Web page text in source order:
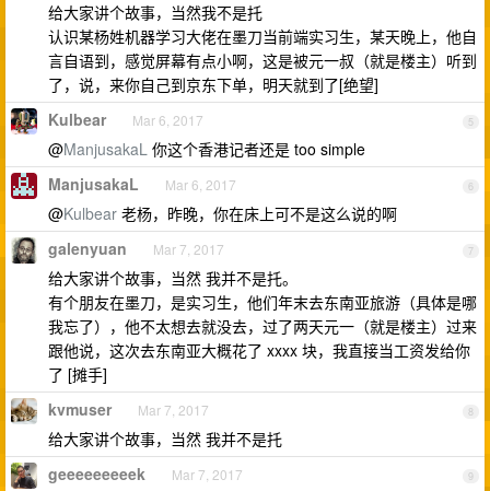
给大家讲个故事，当然我不是托
认识某杨姓机器学习大佬在墨刀当前端实习生，某天晚上，他自
言自语到，感觉屏幕有点小啊，这是被元一叔（就是楼主）听到
了，说，来你自己到京东下单，明天就到了[绝望]
5
Kulbear Mar 6, 2017
@ManjusakaL 你这个香港记者还是 too simple
6
ManjusakaL Mar 6, 2017
@Kulbear 老杨，昨晚，你在床上可不是这么说的啊
7
galenyuan Mar 7, 2017
给大家讲个故事，当然 我并不是托。
有个朋友在墨刀，是实习生，他们年末去东南亚旅游（具体是哪
我忘了），他不太想去就没去，过了两天元一（就是楼主）过来
跟他说，这次去东南亚大概花了 xxxx 块，我直接当工资发给你
了 [摊手]
8
kvmuser Mar 7, 2017
给大家讲个故事，当然 我并不是托
9
geeeeeeeeek Mar 7, 2017